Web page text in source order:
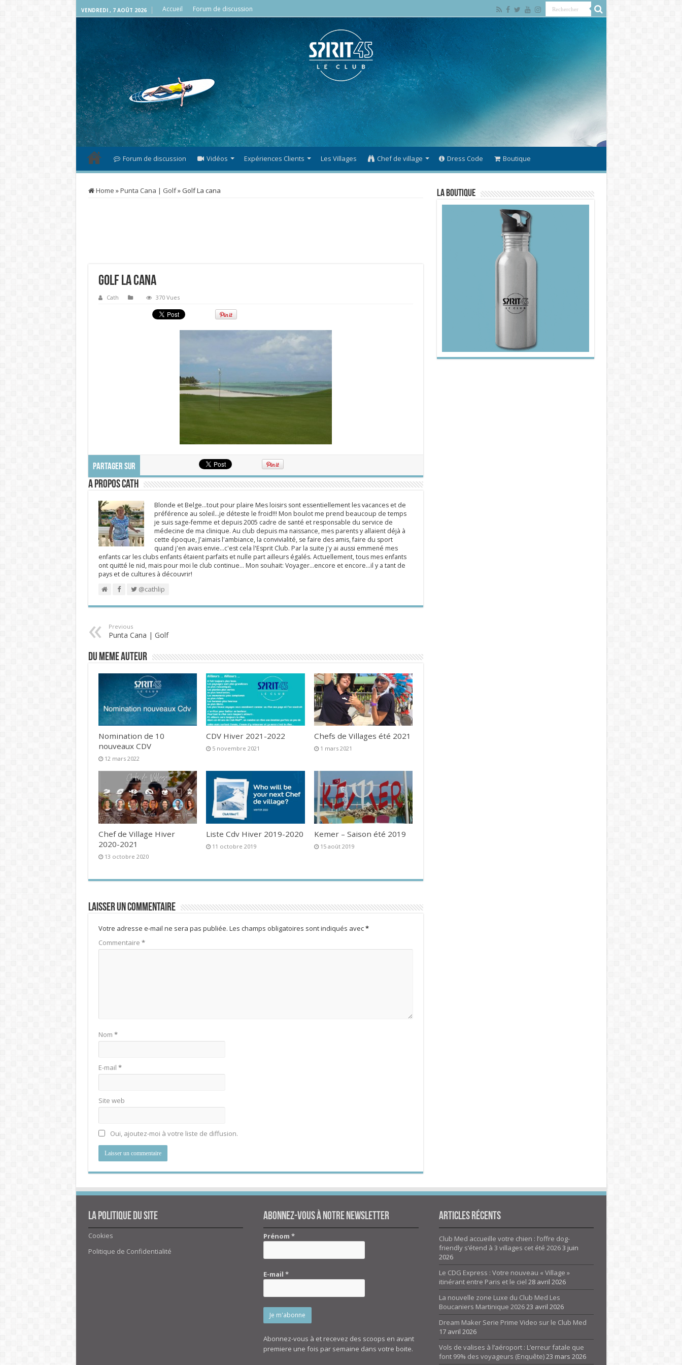
VENDREDI , 7 AOÛT 2026 Accueil Forum de discussion
Forum de discussion Vidéos Expériences Clients Les Villages Chef de village Dress Code Boutique
Home »Punta Cana | Golf»Golf La cana
Golf La cana
Cath 370 Vues
PARTAGER SUR
A propos Cath
Blonde et Belge...tout pour plaire Mes loisirs sont essentiellement les vacances et de
préférence au soleil...je déteste le froid!!! Mon boulot me prend beaucoup de temps
je suis sage-femme et depuis 2005 cadre de santé et responsable du service de
médecine de ma clinique. Au club depuis ma naissance, mes parents y allaient déjà à
cette époque, J'aimais l'ambiance, la convivialité, se faire des amis, faire du sport
quand j'en avais envie...c'est cela l'Esprit Club. Par la suite j'y ai aussi emmené mes
enfants car les clubs enfants étaient parfaits et nulle part ailleurs égalés. Actuellement, tous mes enfants
ont quitté le nid, mais pour moi le club continue... Mon souhait: Voyager...encore et encore...il y a tant de
pays et de cultures à découvrir!
@cathlip
Previous
Punta Cana | Golf
DU MEME AUTEUR
Nomination de 10
nouveaux CDV
12 mars 2022
CDV Hiver 2021-2022
5 novembre 2021
Chefs de Villages été 2021
1 mars 2021
Chef de Village Hiver
2020-2021
13 octobre 2020
Liste Cdv Hiver 2019-2020
11 octobre 2019
Kemer – Saison été 2019
15 août 2019
Laisser un commentaire
Votre adresse e-mail ne sera pas publiée. Les champs obligatoires sont indiqués avec*
Commentaire *
Nom *
E-mail *
Site web
Oui, ajoutez-moi à votre liste de diffusion.
La Boutique
La politique du site
Cookies
Politique de Confidentialité
Abonnez-vous à notre newsletter
Prénom*
E-mail*
Abonnez-vous à et recevez des scoops en avant
premiere une fois par semaine dans votre boite.
Articles Récents
Club Med accueille votre chien : l’offre dog-
friendly s’étend à 3 villages cet été 20263 juin
2026
Le CDG Express : Votre nouveau « Village »
itinérant entre Paris et le ciel 28 avril 2026
La nouvelle zone Luxe du Club Med Les
Boucaniers Martinique 202623 avril 2026
Dream Maker Serie Prime Video sur le Club Med
17 avril 2026
Vols de valises à l’aéroport : L’erreur fatale que
font 99% des voyageurs (Enquête)23 mars 2026